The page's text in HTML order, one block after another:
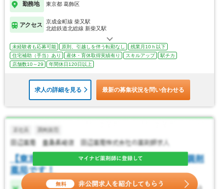
勤務地 東京都 葛飾区
アクセス
京成金町線 柴又駅
北総鉄道北総線 新柴又駅
未経験者も応募可能 原則、引越しを伴う転勤なし
残業月10ｈ以下
住宅補助（手当）あり
産休・育休取得実績有り スキルアップ
駅チカ
店舗数10～29
年間休日120日以上
求人の詳細を見る 最新の募集状況を問い合わせる